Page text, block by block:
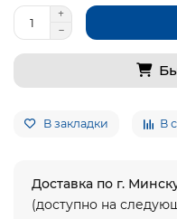
В закладки В
Доставка по г.
(доступно на